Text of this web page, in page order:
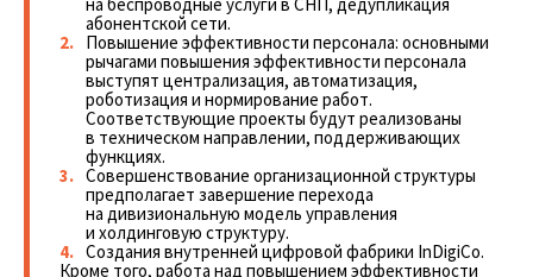
абонентской сети.
Повышение эффективности персонала: основными
рычагами повышения эффективности персонала
выступят централизация, автоматизация,
роботизация и нормирование работ.
Соответствующие проекты будут реализованы
в техническом направлении, поддерживающих
функциях.
Совершенствование организационной структуры
предполагает завершение перехода
на дивизиональную модель управления
и холдинговую структуру.
Создания внутренней цифровой фабрики InDigiCo.
Кроме того, работа над повышением эффективности